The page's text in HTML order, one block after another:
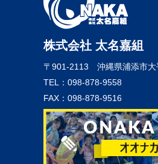
株式会社 太名嘉組
〒901-2113 沖縄県浦添市
TEL：098-878-9558
FAX：098-878-9516